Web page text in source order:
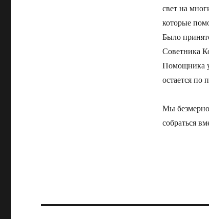
свет на
которые
Было
Советника
Помощника
остается по
Мы
собраться